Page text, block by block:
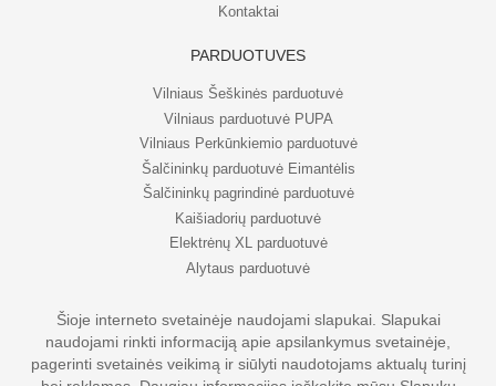
Kontaktai
PARDUOTUVĖS
Vilniaus Šeškinės parduotuvė
Vilniaus parduotuvė PUPA
Vilniaus Perkūnkiemio parduotuvė
Šalčininkų parduotuvė Eimantėlis
Šalčininkų pagrindinė parduotuvė
Kaišiadorių parduotuvė
Elektrėnų XL parduotuvė
Alytaus parduotuvė
© UAB Eripo 2026. Visos teisės saugomos
Šioje interneto svetainėje naudojami slapukai. Slapukai
naudojami rinkti informaciją apie apsilankymus svetainėje,
pagerinti svetainės veikimą ir siūlyti naudotojams aktualų turinį